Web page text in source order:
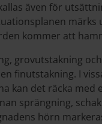
även för
märks
kommer att
grovutstakning
finutstakning. I
kan det räcka med
sprängning,
hörn